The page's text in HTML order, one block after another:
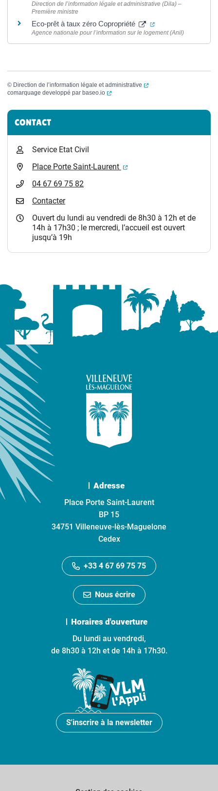
Direction de l’information légale et administrative (Dila) –
Première ministre
Eco-prêt à taux zéro Copropriété (ouverture dans un
Agence nationale pour l’information sur le logement (Anil)
© Direction de l’information légale et administrative
(ouverture dans un
comarquage developpé par baseo.io (ouverture dans un nouvel onglet)
Informations complémentaires
CONTACT
Service Etat Civil
Place Porte Saint-Laurent
(ouverture dans un
04 67 69 75 82
Contacter
Ouvert du lundi au vendredi de 8h30 à 12h et de
14h à 17h30 ; le mercredi, l’accueil est ouvert
jusqu’à 19h
Adresse
Place Porte Saint-Laurent
BP 15
34751 Villeneuve-lès-Maguelone
Cedex
+33 4 67 69 75 75
Nous écrire
Horaires d'ouverture
Du lundi au vendredi,
de 8h30 à 12h et de 14h à 17h30.
S'inscrire à la newsletter